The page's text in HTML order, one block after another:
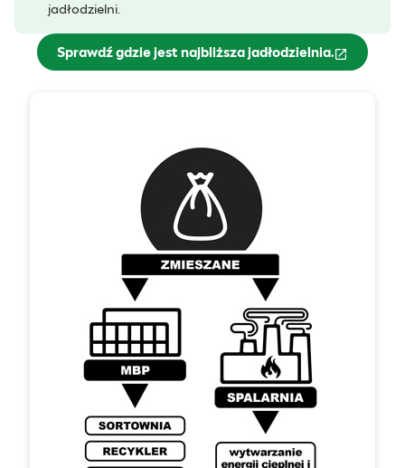
jadłodzielni.
Sprawdź gdzie jest najbliższa jadłodzielnia.
(otwiera się w nowym oknie)